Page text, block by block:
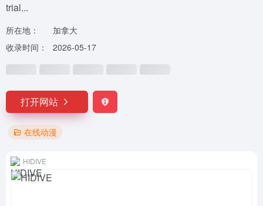
trial...
所在地：
加拿大
收录时间：
2026-05-17
打开网站
在线动漫
HIDIVE